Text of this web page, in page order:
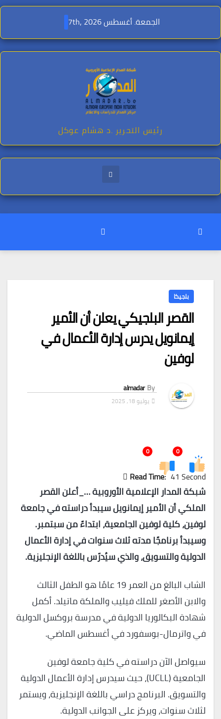
Skip
content
الجمعة. أغسطس 7th, 2026
رئيس التحرير .د هشام عوكل
بلجيكا
القصر البلجيكي يعلن أن الأمير
إيمانويل يدرس إدارة الأعمال في
لوفين
By
almadar
يوليو 18, 2025
0
0
Read Time: 41 Second
شبكة المدار الإعلامية الأوروبية …_أعلن القصر
الملكي أن الأمير إيمانويل سيبدأ دراسته في جامعة
لوفين، كلية لوفين الجامعية، ابتداءً من سبتمبر.
وسيبدأ برنامجًا مدته ثلاث سنوات في إدارة الأعمال
الدولية والتسويق، والذي سيُدرّس باللغة الإنجليزية.
الشاب البالغ من العمر 19 عامًا هو الطفل الثالث
والابن الأصغر للملك فيليب والملكة ماتيلد. أكمل
شهادة البكالوريا الدولية في مدرسة بروكسل الدولية
في واترمال-بوسفورد في أغسطس الماضي.
سيواصل الآن دراسته في كلية جامعة لوفين
الجامعية (UCLL)، حيث سيدرس إدارة الأعمال الدولية
والتسويق. البرنامج دراسي باللغة الإنجليزية، ويستمر
لثلاث سنوات، ويركز على الجوانب الدولية.